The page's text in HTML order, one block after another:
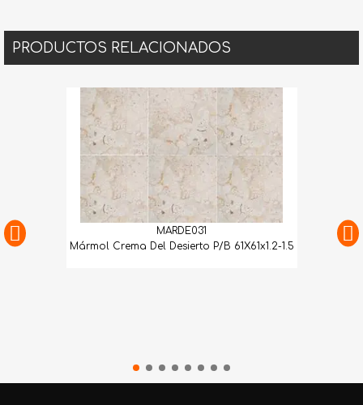
PRODUCTOS RELACIONADOS
MARDE031
Mármol Crema Del Desierto P/B 61X61x1.2-1.5